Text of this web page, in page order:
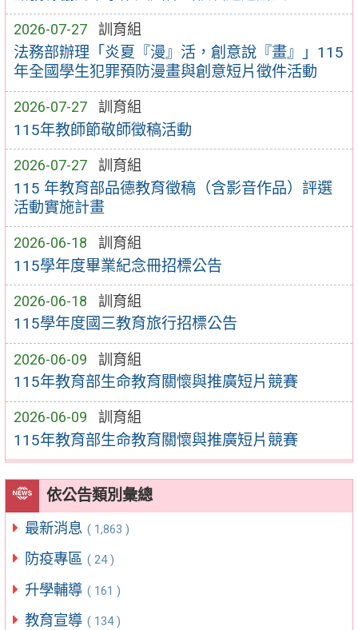
2026-07-27 訓育組
法務部辦理「炎夏『漫』活，創意說『畫』」115
年全國學生犯罪預防漫畫與創意短片徵件活動
2026-07-27 訓育組
115年教師節敬師徵稿活動
2026-07-27 訓育組
115 年教育部品德教育徵稿（含影音作品）評選
活動實施計畫
2026-06-18 訓育組
115學年度畢業紀念冊招標公告
2026-06-18 訓育組
115學年度國三教育旅行招標公告
2026-06-09 訓育組
115年教育部生命教育關懷與推廣短片競賽
2026-06-09 訓育組
115年教育部生命教育關懷與推廣短片競賽
依公告類別彙總
最新消息 ( 1,863 )
防疫專區 ( 24 )
升學輔導 ( 161 )
教育宣導 ( 134 )